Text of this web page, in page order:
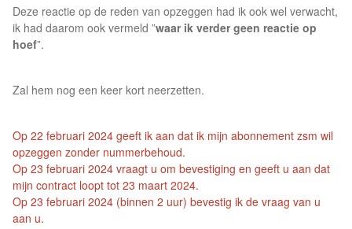
Deze reactie op de reden van opzeggen had ik ook wel verwacht,
ik had daarom ook vermeld ”waar ik verder geen reactie op
hoef”.
Zal hem nog een keer kort neerzetten.
Op 22 februari 2024 geeft ik aan dat ik mijn abonnement zsm wil
opzeggen zonder nummerbehoud.
Op 23 februari 2024 vraagt u om bevestiging en geeft u aan dat
mijn contract loopt tot 23 maart 2024.
Op 23 februari 2024 (binnen 2 uur) bevestig ik de vraag van u
aan u.